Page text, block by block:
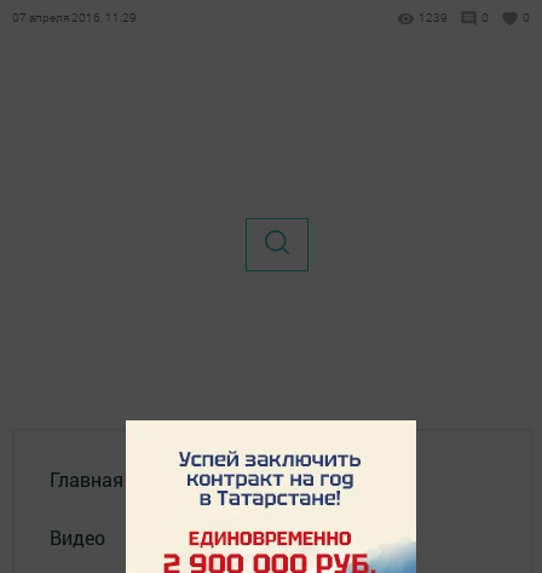
07 апреля 2016, 11:29 1239 0 0
Главная
Видео